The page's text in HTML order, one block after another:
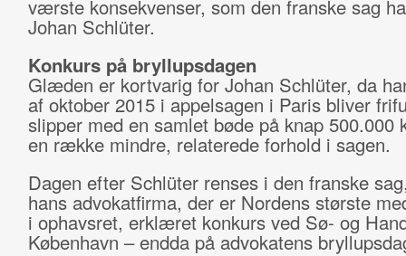
værste konsekvenser, som den franske sag
Johan Schlüter.
Konkurs på bryllupsdagen
Glæden er kortvarig for Johan Schlüter, da
af oktober 2015 i appelsagen i Paris bliver
slipper med en samlet bøde på knap 500.000
en række mindre, relaterede forhold i sagen.
Dagen efter Schlüter renses i den franske
hans advokatfirma, der er Nordens største
i ophavsret, erklæret konkurs ved Sø- og
København – endda på advokatens